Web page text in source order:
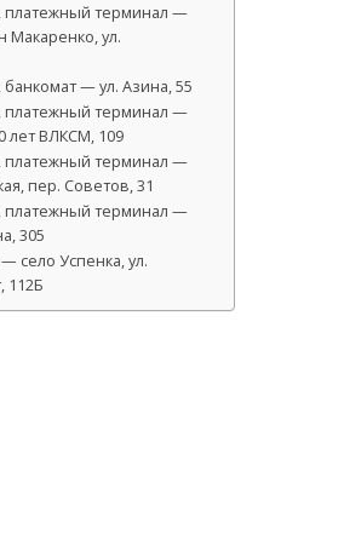
платежный терминал —
Макаренко, ул.
— ул. Азина, 55
платежный терминал —
лет ВЛКСМ, 109
платежный терминал —
пер. Советов, 31
платежный терминал —
305
село Успенка, ул.
112Б